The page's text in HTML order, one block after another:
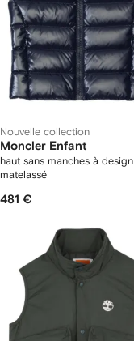
Nouvelle collection
Moncler Enfant
haut sans manches à design
matelassé
481 €